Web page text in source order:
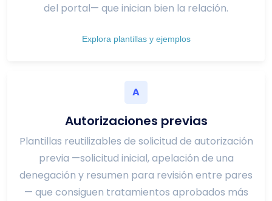
del portal— que inician bien la relación.
Explora plantillas y ejemplos
A
Autorizaciones previas
Plantillas reutilizables de solicitud de autorización
previa —solicitud inicial, apelación de una
denegación y resumen para revisión entre pares
— que consiguen tratamientos aprobados más